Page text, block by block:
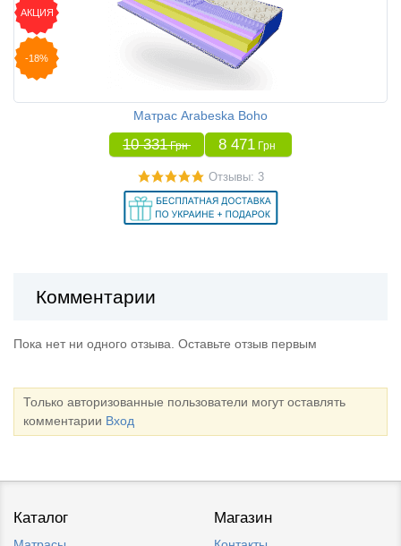
АКЦИЯ
-18%
Матрас Arabeska Boho
10 331 Грн 8 471 Грн
Отзывы: 3
Комментарии
Пока нет ни одного отзыва. Оставьте отзыв первым
Только авторизованные пользователи могут оставлять
комментарии Вход
Каталог Магазин